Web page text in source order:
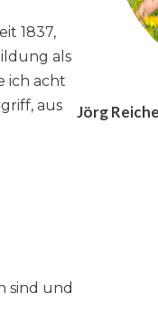
1837,
als
ich acht
aus
sind und
Jörg